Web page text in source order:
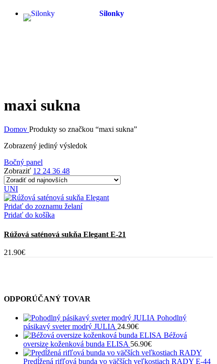
Silonky
maxi sukna
Domov Produkty so značkou “maxi sukna”
Zobrazený jediný výsledok
Bočný panel
Zobraziť 12 24 36 48
UNI
Pridať do zoznamu želaní
Pridať do košíka
Rúžová saténová sukňa Elegant E-21
21.90€
ODPORÚČANÝ TOVAR
Pohodlný
pásikavý sveter modrý JULIA 24.90€
Béžová
oversize koženková bunda ELISA 56.90€
Predĺžená rifľová bunda vo väčších veľkostiach RADY E-44